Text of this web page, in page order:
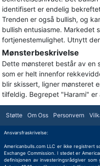
identifisert er endelig
Trenden er også bullish, og
bullish entusiasme. Markedet
fortjenestemulighet. Utnytt
Mønsterbeskrivelse
Dette mønsteret består av
som er helt innenfor
blir skissert, ligner mønsteret
tilfeldig. Begrepet "Harami"
Støtte Om Oss Personvern
Ansvarsfraskrivelse:
Americanbulls.com LLC er ikke registrert
Exchange Commission. I stedet er
definisjonen av investeringsrådgiver som